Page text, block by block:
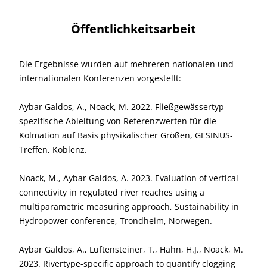
Öffentlichkeitsarbeit
Die Ergebnisse wurden auf mehreren nationalen und
internationalen Konferenzen vorgestellt:
Aybar Galdos, A., Noack, M. 2022. Fließgewässertyp-
spezifische Ableitung von Referenzwerten für die
Kolmation auf Basis physikalischer Größen, GESINUS-
Treffen, Koblenz.
Noack, M., Aybar Galdos, A. 2023. Evaluation of vertical
connectivity in regulated river reaches using a
multiparametric measuring approach, Sustainability in
Hydropower conference, Trondheim, Norwegen.
Aybar Galdos, A., Luftensteiner, T., Hahn, H.J., Noack, M.
2023. Rivertype-specific approach to quantify clogging